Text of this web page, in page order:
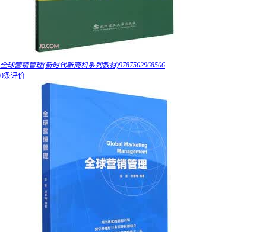
全球营销管理(新时代新商科系列教材)9787562968566
0条评价